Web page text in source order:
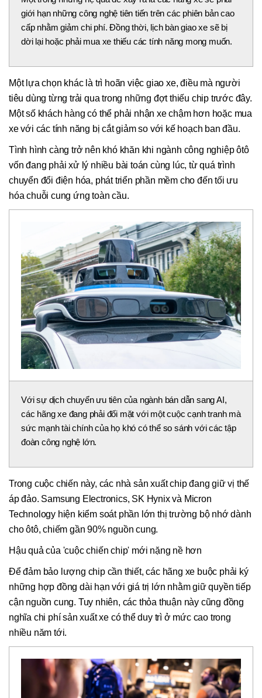
giới hạn những công nghệ tiên tiến trên các phiên bản cao
cấp nhằm giảm chi phí. Đồng thời, lịch bàn giao xe sẽ bị
dời lại hoặc phải mua xe thiếu các tính năng mong muốn.
Một lựa chọn khác là trì hoãn việc giao xe, điều mà người
tiêu dùng từng trải qua trong những đợt thiếu chip trước đây.
Một số khách hàng có thể phải nhận xe chậm hơn hoặc mua
xe với các tính năng bị cắt giảm so với kế hoạch ban đầu.
Tình hình càng trở nên khó khăn khi ngành công nghiệp ôtô
vốn đang phải xử lý nhiều bài toán cùng lúc, từ quá trình
chuyển đổi điện hóa, phát triển phần mềm cho đến tối ưu
hóa chuỗi cung ứng toàn cầu.
Với sự dịch chuyển ưu tiên của ngành bán dẫn sang AI,
các hãng xe đang phải đối mặt với một cuộc cạnh tranh mà
sức mạnh tài chính của họ khó có thể so sánh với các tập
đoàn công nghệ lớn.
Trong cuộc chiến này, các nhà sản xuất chip đang giữ vị thế
áp đảo. Samsung Electronics, SK Hynix và Micron
Technology hiện kiểm soát phần lớn thị trường bộ nhớ dành
cho ôtô, chiếm gần 90% nguồn cung.
Hậu quả của 'cuộc chiến chip' mới nặng nề hơn
Để đảm bảo lượng chip cần thiết, các hãng xe buộc phải ký
những hợp đồng dài hạn với giá trị lớn nhằm giữ quyền tiếp
cận nguồn cung. Tuy nhiên, các thỏa thuận này cũng đồng
nghĩa chi phí sản xuất xe có thể duy trì ở mức cao trong
nhiều năm tới.